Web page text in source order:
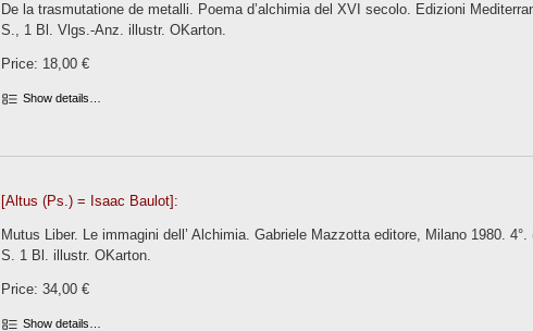
De la trasmutatione de metalli. Poema d’alchimia del XVI secolo. Edizioni
S., 1 Bl. Vlgs.-Anz. illustr. OKarton.
Price: 18,00 €
Show details…
[Altus (Ps.) = Isaac Baulot]:
Mutus Liber. Le immagini dell’ Alchimia. Gabriele Mazzotta editore, Milano 1980.
S. 1 Bl. illustr. OKarton.
Price: 34,00 €
Show details…